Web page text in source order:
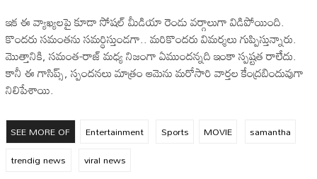
ఇక ఈ వ్యాఖ్యలపై కూడా సోషల్ మీడియా రెండు వర్గాలుగా విడిపోయింది.
కొందరు సమంతను సమర్థిస్తుండగా.. మరికొందరు విమర్శలు గుప్పిస్తున్నారు.
మొత్తానికి, సమంత-రాజ్ మధ్య నిజంగా ఏముందన్నది ఇంకా స్పష్టత రాలేదు.
కానీ ఈ గాసిప్స్, స్పందనలు మాత్రం ఆమెను మరోసారి వార్తల కేంద్రబిందువుగా
నిలిపేశాయి.
SEE MORE OF Entertainment Sports MOVIE
samantha
trendig news
viral news